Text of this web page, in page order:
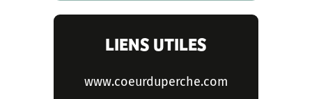
LIENS UTILES
www.coeurduperche.com